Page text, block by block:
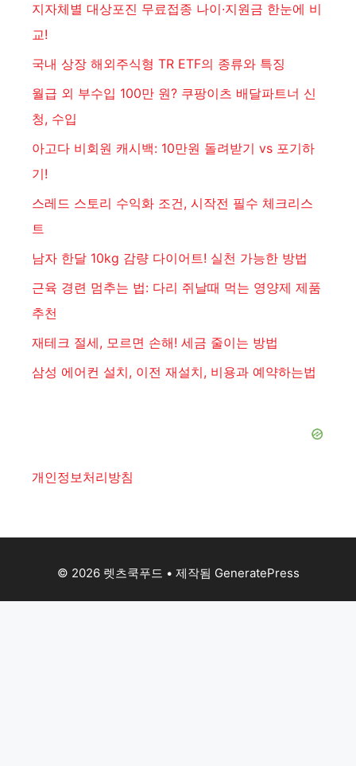
지자체별 대상포진 무료접종 나이·지원금 한눈에 비
교!
국내 상장 해외주식형 TR ETF의 종류와 특징
월급 외 부수입 100만 원? 쿠팡이츠 배달파트너 신
청, 수입
아고다 비회원 캐시백: 10만원 돌려받기 vs 포기하
기!
스레드 스토리 수익화 조건, 시작전 필수 체크리스
트
남자 한달 10kg 감량 다이어트! 실천 가능한 방법
근육 경련 멈추는 법: 다리 쥐날때 먹는 영양제 제품
추천
재테크 절세, 모르면 손해! 세금 줄이는 방법
삼성 에어컨 설치, 이전 재설치, 비용과 예약하는법
개인정보처리방침
© 2026 렛츠쿡푸드 • 제작됨 GeneratePress